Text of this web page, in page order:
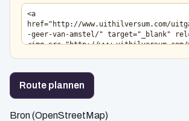
Route plannen
Bron (OpenStreetMap)